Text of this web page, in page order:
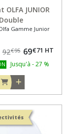
JUNIOR
Double
Gamme Junior
92€95 69€71 HT
Jusqu'à -27 %